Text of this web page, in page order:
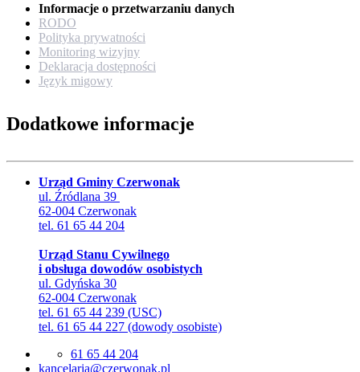
Informacje o przetwarzaniu danych
RODO
Polityka prywatności
Monitoring wizyjny
Deklaracja dostępności
Język migowy
Dodatkowe informacje
Urząd Gminy Czerwonak
ul. Źródlana 39
62-004 Czerwonak
tel. 61 65 44 204
Urząd Stanu Cywilnego
i obsługa dowodów osobistych
ul. Gdyńska 30
62-004 Czerwonak
tel. 61 65 44 239 (USC)
tel. 61 65 44 227 (dowody osobiste)
61 65 44 204
lp.kanowrezc@airalecnak